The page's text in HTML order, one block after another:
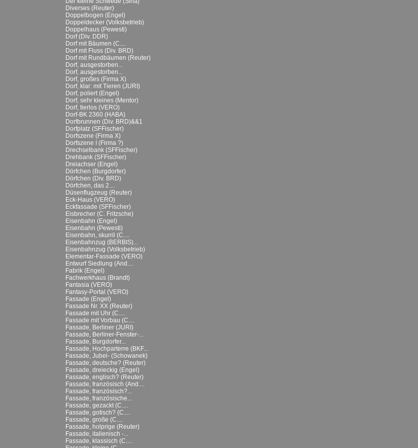
Diverses (Reuter)
Doppelbogen (Engel)
Doppeldecker (Volksbetrieb)
Doppelhaus (Pewesti)
Dorf (Div. DDR)
Dorf mit Bäumen (C....
Dorf mit Fluss (Div. BRD)
Dorf mit Rundbäumen (Reuter)
Dorf, ausgestorben...
Dorf, ausgestorben...
Dorf, großes (Firma X)
Dorf, klar: mit Tieren (JURI)
Dorf, poliert (Engel)
Dorf, sehr kleines (Mentor)
Dorf, tierlos (VERO)
Dorf-BK 2360 (HABA)
Dorfbrunnen (Div. BRD)&&1
Dorfplatz (SFFischer)
Dorfszene (Firma X)
Dorfszene I (Firma ?)
Drechselbank (SFFischer)
Drehbank (SFFischer)
Dreiachser (Engel)
Dörfchen (Burgdorfer)
Dörfchen (Div. BRD)
Dörfchen, das 2....
Düsenflugzeug (Reuter)
Eck-Haus (VERO)
Eckfassade (SFFischer)
Eisbrecher (C. Fritzsche)
Eisenbahn (Engel)
Eisenbahn (Pewesti)
Eisenbahn, skurril (C....
Eisenbahnzug (BERBIS)...
Eisenbahnzug (Volksbetrieb)
Elementar-Fassade (VERO)
Entwurf Siedlung (And....
Fabrik (Engel)
Fachwerkhaus (Brandt)
Fantasia (VERO)
Fantasy-Portal (VERO)
Fassade (Engel)
Fassade Nr. XX (Reuter)
Fassade mit Uhr (C....
Fassade mit Vorbau (C....
Fassade, Berliner (JURI)
Fassade, Berliner-Fenster-...
Fassade, Burgdorfer...
Fassade, Hochparterre (BKF...
Fassade, Jubel- (Schowanek)
Fassade, deutsche? (Reuter)
Fassade, dreieckig (Engel)
Fassade, englisch? (Reuter)
Fassade, französisch (And....
Fassade, französisch?...
Fassade, französische...
Fassade, gezackt (C....
Fassade, gotisch? (C....
Fassade, große (C....
Fassade, holprige (Reuter)
Fassade, italienisch -...
Fassade, klassisch (C....